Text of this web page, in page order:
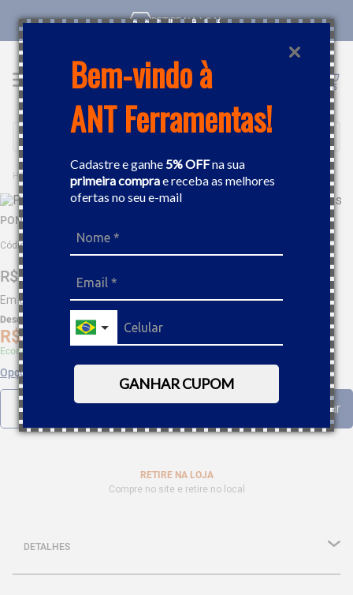
Bem-vindo à
ANT Ferramentas!
Cadastre e ganhe5% OFFna sua
primeira comprae receba as melhores
ofertas no seu e-mail
GANHAR CUPOM
RETIRE NA LOJA
Buscar
FERRAMENTAS MANUAIS PONTEIRO PONTEIRO SEXTAVADO 16" TRAMONTINA 42705916
PONTEIRO SEXTAVADO 16" TRAMONTINA 42705916
Código
R$ 82
Em até 10,37sem juros
Desc. de
R$
Economize 5% à vista com Boleto, PIX
Opções de parcelamento
RETIRE NA LOJA
Compre no site e retire no local
DETALHES